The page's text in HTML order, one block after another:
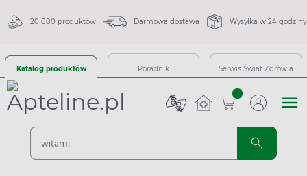
20 000 produktów Darmowa dostawa Wysyłka w 24 godziny
Katalog produktów Poradnik Serwis Świat Zdrowia
sztuk